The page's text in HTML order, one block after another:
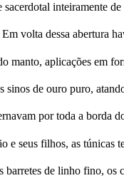
inteiramente
volta dessa abertura
manto, aplicações em
sinos de ouro puro,
por toda a borda
e seus filhos, as túnicas
barretes de linho fino, os